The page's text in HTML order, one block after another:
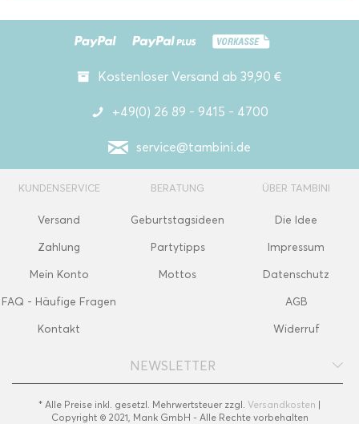
Kostenloser Versand ab 39,90 €
+49(0) 26 89 - 9415 - 4700
service@tambini.de
KUNDENSERVICE
Versand
Zahlung
Mein Konto
FAQ - Häufige Fragen
Kontakt
BERATUNG
Geburtstagsideen
Partytipps
Mottos
ÜBER TAMBINI
Die Idee
Impressum
Datenschutz
AGB
Widerruf
NEWSLETTER
* Alle Preise inkl. gesetzl. Mehrwertsteuer zzgl. Versandkosten |
Copyright © 2021, Mank GmbH - Alle Rechte vorbehalten